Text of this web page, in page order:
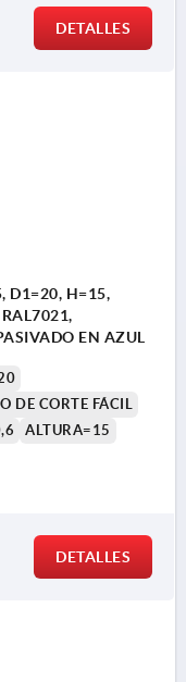
DETALLES
D1=20, H=15,
EN AZUL
DE CORTE FÁCIL
ALTURA=15
DETALLES